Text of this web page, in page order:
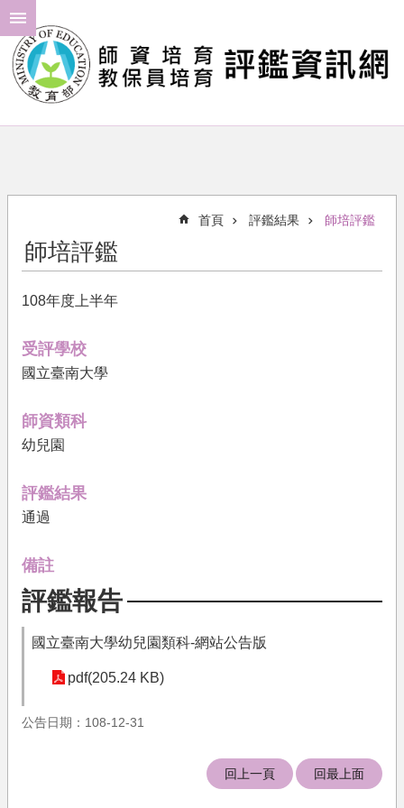
跳到主要內容區塊
進
階
搜
尋
新
年
計
評
鑑
果
文
下
載
育
機
構
相
關
首頁 評鑑結果 師培評鑑
師培評鑑
108年度上半年
受評學校
國立臺南大學
師資類科
幼兒園
評鑑結果
通過
備註
評鑑報告
國立臺南大學幼兒園類科-網站公告版
pdf(205.24 KB)
公告日期：108-12-31
回上一頁 回最上面